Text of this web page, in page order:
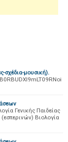
σχέδια-μουσική).
Γενικής Παιδείας
Βιολογία